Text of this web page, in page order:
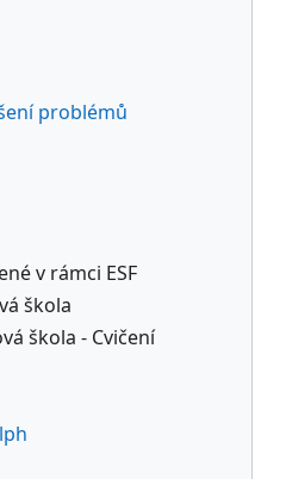
problémů
v rámci ESF
škola
škola - Cvičení